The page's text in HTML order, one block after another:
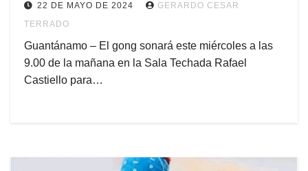
22 DE MAYO DE 2024
GERARDO CESAR
TERRADO
Guantánamo – El gong sonará este miércoles a las
9.00 de la mañana en la Sala Techada Rafael
Castiello para…